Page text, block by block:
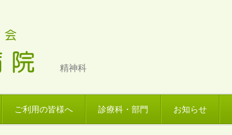
精神科
ご利用の皆様へ 診療科・部門 お知らせ